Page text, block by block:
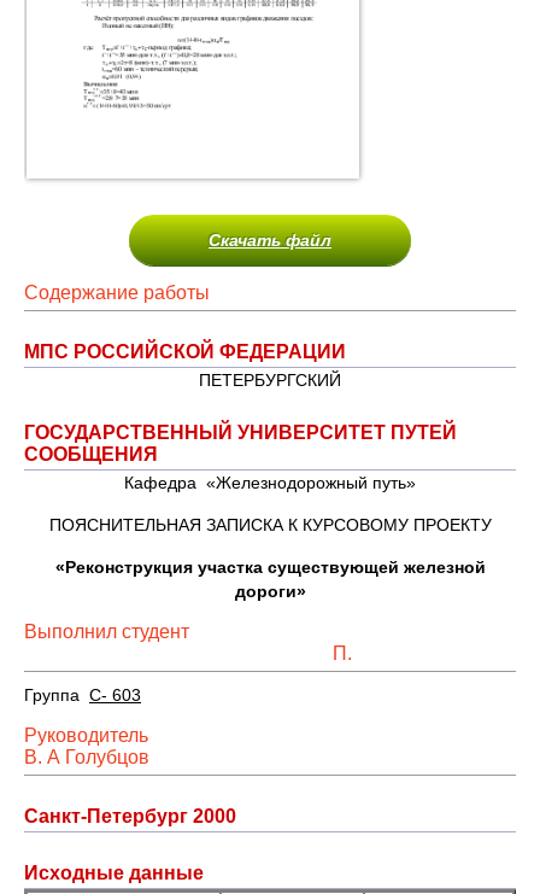
Скачать файл
Содержание работы
МПС РОССИЙСКОЙ ФЕДЕРАЦИИ
ПЕТЕРБУРГСКИЙ
ГОСУДАРСТВЕННЫЙ УНИВЕРСИТЕТ ПУТЕЙ
СООБЩЕНИЯ
Кафедра «Железнодорожный путь»
ПОЯСНИТЕЛЬНАЯ ЗАПИСКА К КУРСОВОМУ ПРОЕКТУ
«Реконструкция участка существующей железной
дороги»
Выполнил студент
П.
Группа С- 603
Руководитель
В. А Голубцов
Санкт-Петербург 2000
Исходные данные